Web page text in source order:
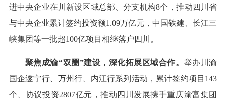
进中央企业在川新设区域总部、分支机构8个，推动四川省
与中央企业累计签约投资额1.09万亿元，中国铁建、长江三
峡集团等一批超100亿项目相继落户四川。
聚焦成渝“双圈”建设，深化拓展区域合作。 举办川渝
国企遂宁行、万州行、内江行系列活动，累计签约项目143
个、协议投资2807亿元，推动四川发展携手重庆渝富集团